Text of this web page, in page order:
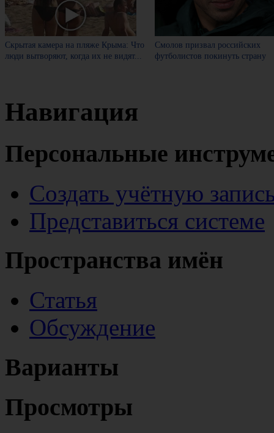
Скрытая камера на пляже Крыма: Что
люди вытворяют, когда их не видят...
Смолов призвал российских
футболистов покинуть страну
Навигация
Персональные
Создать учётную
Представиться системе
Пространства имён
Статья
Обсуждение
Варианты
Просмотры